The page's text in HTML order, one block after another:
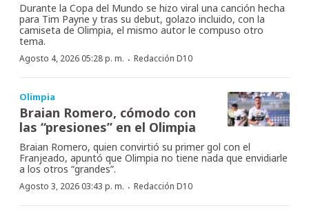
Durante la Copa del Mundo se hizo viral una canción hecha
para Tim Payne y tras su debut, golazo incluido, con la
camiseta de Olimpia, el mismo autor le compuso otro
tema.
Agosto 4, 2026 05:28 p. m. · Redacción D10
Olimpia
Braian Romero, cómodo con
las “presiones” en el Olimpia
Braian Romero, quien convirtió su primer gol con el
Franjeado, apuntó que Olimpia no tiene nada que envidiarle
a los otros “grandes”.
Agosto 3, 2026 03:43 p. m. · Redacción D10